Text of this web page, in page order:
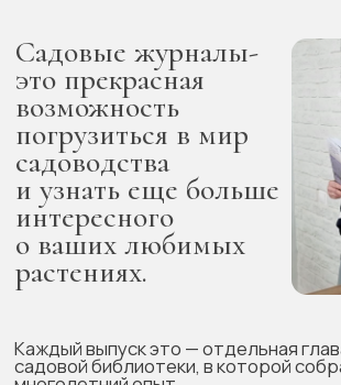
Садовые журналы-
это прекрасная
возможность
погрузиться в мир
садоводства
и узнать еще больше
интересного
о ваших любимых
растениях.
Каждый выпуск это — отдельная глава личной
садовой библиотеки, в которой собран весь мой
многолетний опыт.
У каждого журнала своя тема — это может быть
флористике, сезонных композициях. А также
любимые всеми тематические выпуски с готовыми
схемами цветников.